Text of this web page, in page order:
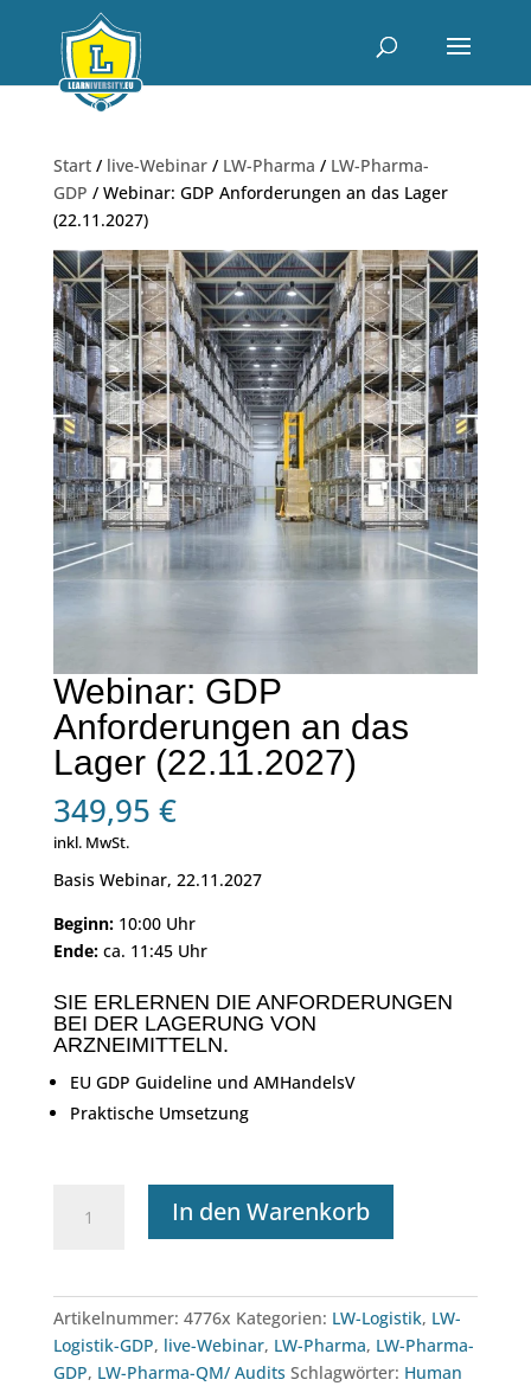
Start/ live-Webinar/ LW-Pharma / LW-Pharma-
GDP / Webinar: GDP Anforderungen an das Lager
(22.11.2027)
Webinar: GDP
Anforderungen an das
Lager (22.11.2027)
349,95 €
inkl. MwSt.
Basis Webinar, 22.11.2027
Beginn:10:00 Uhr
Ende:ca. 11:45 Uhr
SIE ERLERNEN DIE ANFORDERUNGEN
BEI DER LAGERUNG VON
ARZNEIMITTELN.
EU GDP Guideline und AMHandelsV
Praktische Umsetzung
das
Lager
(22.11.2027)
In den Warenkorb
Artikelnummer: 4776x Kategorien: LW-Logistik, LW-
Logistik-GDP, live-Webinar, LW-Pharma, LW-Pharma-
GDP, LW-Pharma-QM/ Audits Schlagwörter: Human